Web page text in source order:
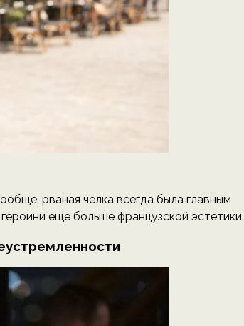
рваная челка всегда была главным
еще больше французской эстетики.